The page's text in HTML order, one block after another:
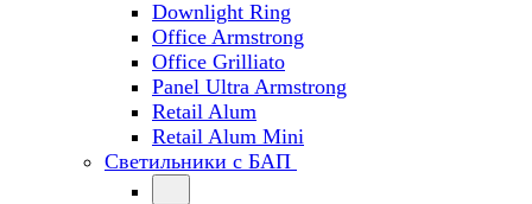
Downlight Ring
Office Armstrong
Office Grilliato
Panel Ultra Armstrong
Retail Alum
Retail Alum Mini
Светильники с БАП